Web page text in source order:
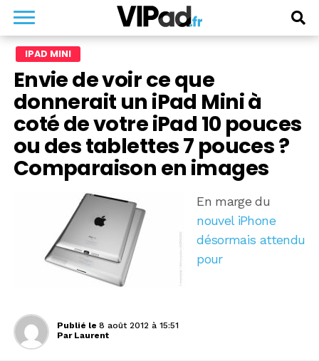
IPAD MINI
Envie de voir ce que
donnerait un iPad Mini à
coté de votre iPad 10 pouces
ou des tablettes 7 pouces ?
Comparaison en images
En marge du
nouvel iPhone
désormais attendu
pour
Publié le 8 août 2012 à 15:51
Par Laurent